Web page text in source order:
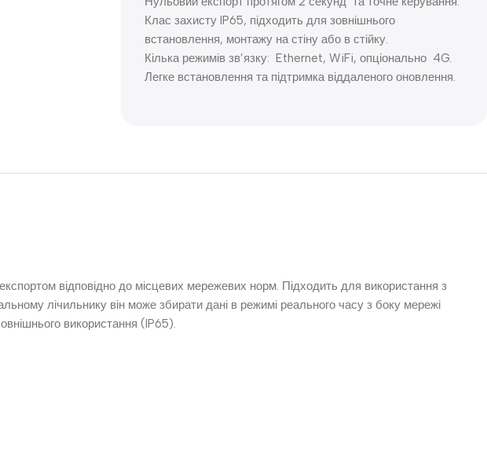
Клас захисту IP65, підходить для зовнішнього
встановлення, монтажу на стіну або в стійку.
Кілька режимів зв’язку: Ethernet, WiFi, опціонально 4G.
Легке встановлення та підтримка віддаленого оновлення.
відповідно до місцевих мережевих норм. Підходить для використання з
лічильнику він може збирати дані в режимі реального часу з боку мережі
використання (IP65).